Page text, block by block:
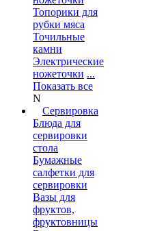
Топорики для
рубки мяса
Точильные
камни
Электрические
ножеточки ...
Показать все
N
Сервировка
Блюда для
сервировки
стола
Бумажные
салфетки для
сервировки
Вазы для
фруктов,
фруктовницы